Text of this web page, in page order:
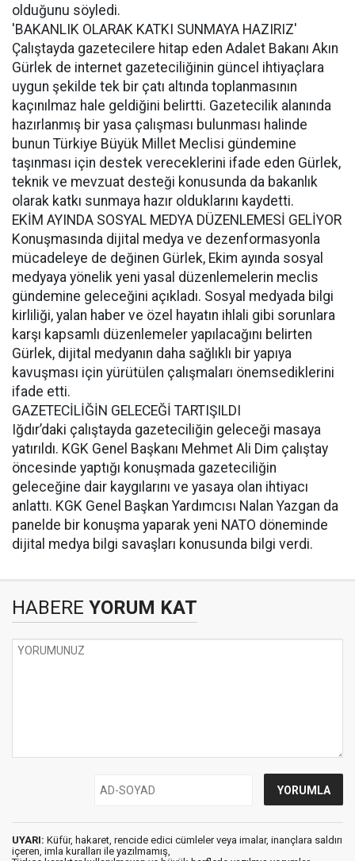
olduğunu söyledi.
'BAKANLIK OLARAK KATKI SUNMAYA HAZIRIZ'
Çalıştayda gazetecilere hitap eden Adalet Bakanı Akın
Gürlek de internet gazeteciliğinin güncel ihtiyaçlara
uygun şekilde tek bir çatı altında toplanmasının
kaçınılmaz hale geldiğini belirtti. Gazetecilik alanında
hazırlanmış bir yasa çalışması bulunması halinde
bunun Türkiye Büyük Millet Meclisi gündemine
taşınması için destek vereceklerini ifade eden Gürlek,
teknik ve mevzuat desteği konusunda da bakanlık
olarak katkı sunmaya hazır olduklarını kaydetti.
EKİM AYINDA SOSYAL MEDYA DÜZENLEMESİ GELİYOR
Konuşmasında dijital medya ve dezenformasyonla
mücadeleye de değinen Gürlek, Ekim ayında sosyal
medyaya yönelik yeni yasal düzenlemelerin meclis
gündemine geleceğini açıkladı. Sosyal medyada bilgi
kirliliği, yalan haber ve özel hayatın ihlali gibi sorunlara
karşı kapsamlı düzenlemeler yapılacağını belirten
Gürlek, dijital medyanın daha sağlıklı bir yapıya
kavuşması için yürütülen çalışmaları önemsediklerini
ifade etti.
GAZETECİLİĞİN GELECEĞİ TARTIŞILDI
Iğdır’daki çalıştayda gazeteciliğin geleceği masaya
yatırıldı. KGK Genel Başkanı Mehmet Ali Dim çalıştay
öncesinde yaptığı konuşmada gazeteciliğin
geleceğine dair kaygılarını ve yasaya olan ihtiyacı
anlattı. KGK Genel Başkan Yardımcısı Nalan Yazgan da
panelde bir konuşma yaparak yeni NATO döneminde
dijital medya bilgi savaşları konusunda bilgi verdi.
HABERE YORUM KAT
UYARI: Küfür, hakaret, rencide edici cümleler veya imalar, inançlara saldırı
içeren, imla kuralları ile yazılmamış,